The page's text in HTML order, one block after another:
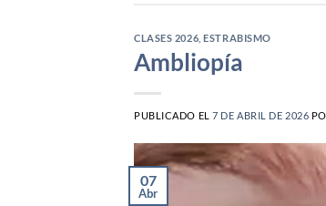
CLASES 2026 ,ESTRABISMO
Ambliopía
PUBLICADO EL7 DE ABRIL DE 2026
07
Abr